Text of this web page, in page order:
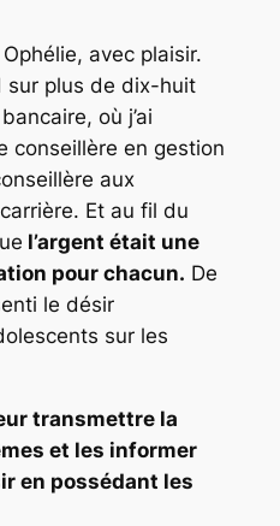
avec plaisir.
sur plus de dix-huit
où j’ai
conseillère en gestion
aux
Et au fil du
l’argent était une
pour chacun. De
le désir
sur les
transmettre la
et les informer
en possédant les